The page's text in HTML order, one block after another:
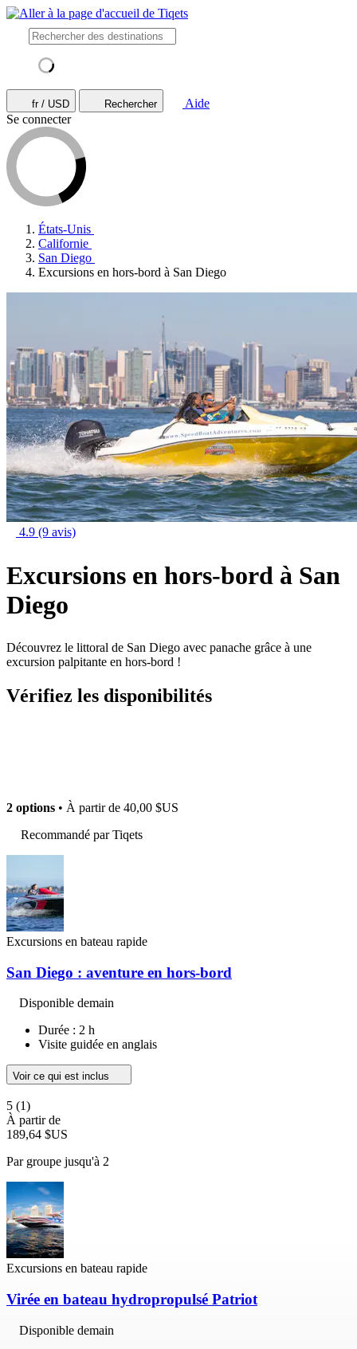
fr / USD Rechercher
Aide
Se connecter
États-Unis
Californie
San Diego
Excursions en hors-bord à San Diego
4.9 (9 avis)
Excursions en hors-bord à San
Diego
Découvrez le littoral de San Diego avec panache grâce à une
excursion palpitante en hors-bord !
Vérifiez les disponibilités
2 options • À partir de 40,00 $US
Recommandé par Tiqets
Excursions en bateau rapide
San Diego : aventure en hors-bord
Disponible demain
Durée : 2 h
Visite guidée en anglais
Voir ce qui est inclus
5 (1)
À partir de
189,64 $US
Par groupe jusqu'à 2
Excursions en bateau rapide
Virée en bateau hydropropulsé Patriot
Disponible demain